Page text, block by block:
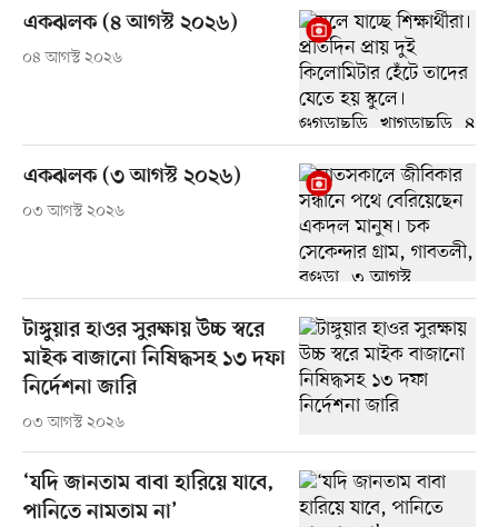
একঝলক (৪ আগস্ট ২০২৬)
০৪ আগস্ট ২০২৬
একঝলক (৩ আগস্ট ২০২৬)
০৩ আগস্ট ২০২৬
টাঙ্গুয়ার হাওর সুরক্ষায় উচ্চ স্বরে
মাইক বাজানো নিষিদ্ধসহ ১৩ দফা
নির্দেশনা জারি
০৩ আগস্ট ২০২৬
‘যদি জানতাম বাবা হারিয়ে যাবে,
পানিতে নামতাম না’